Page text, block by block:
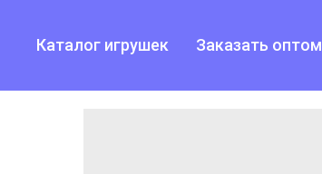
Каталог игрушек Заказать оптом